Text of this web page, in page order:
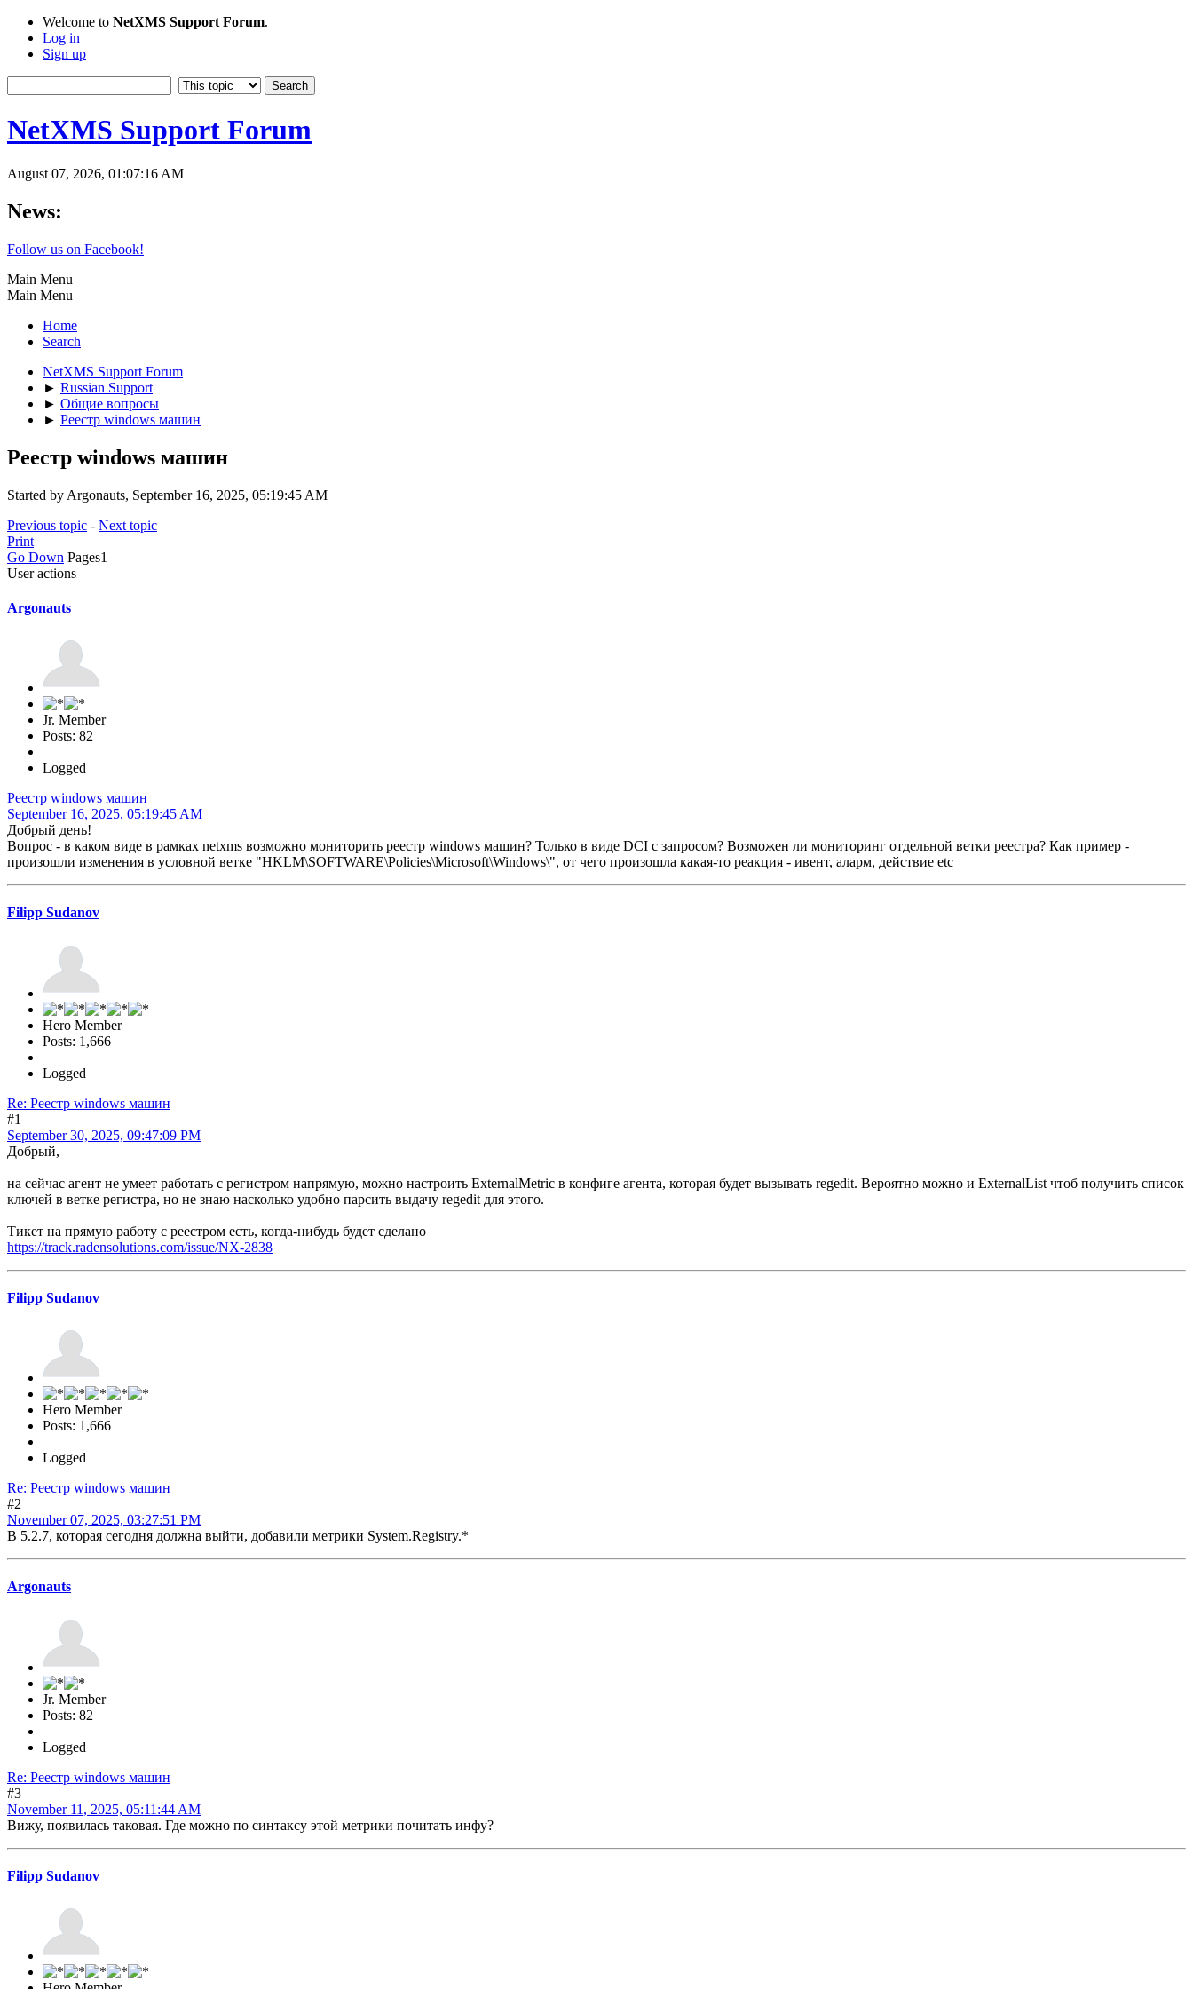
Welcome to NetXMS Support Forum.
Log in
Sign up
NetXMS Support Forum
August 07, 2026, 01:07:16 AM
News:
Follow us on Facebook!
Main Menu
Main Menu
Home
Search
NetXMS Support Forum
► Russian Support
► Общие вопросы
► Реестр windows машин
Реестр windows машин
Started by Argonauts, September 16, 2025, 05:19:45 AM
Previous topic - Next topic
Print
Go Down Pages1
User actions
Argonauts
Jr. Member
Posts: 82
Logged
Реестр windows машин
September 16, 2025, 05:19:45 AM
Добрый день!
Вопрос - в каком виде в рамках netxms возможно мониторить реестр windows машин? Только в виде DCI с запросом? Возможен ли мониторинг отдельной ветки реестра? Как пример -
произошли изменения в условной ветке "HKLM\SOFTWARE\Policies\Microsoft\Windows\", от чего произошла какая-то реакция - ивент, аларм, действие etc
Filipp Sudanov
Hero Member
Posts: 1,666
Logged
Re: Реестр windows машин
#1
September 30, 2025, 09:47:09 PM
Добрый,
на сейчас агент не умеет работать с регистром напрямую, можно настроить ExternalMetric в конфиге агента, которая будет вызывать regedit. Вероятно можно и ExternalList чтоб получить список
ключей в ветке регистра, но не знаю насколько удобно парсить выдачу regedit для этого.
Тикет на прямую работу с реестром есть, когда-нибудь будет сделано
https://track.radensolutions.com/issue/NX-2838
Filipp Sudanov
Hero Member
Posts: 1,666
Logged
Re: Реестр windows машин
#2
November 07, 2025, 03:27:51 PM
В 5.2.7, которая сегодня должна выйти, добавили метрики System.Registry.*
Argonauts
Jr. Member
Posts: 82
Logged
Re: Реестр windows машин
#3
November 11, 2025, 05:11:44 AM
Вижу, появилась таковая. Где можно по синтаксу этой метрики почитать инфу?
Filipp Sudanov